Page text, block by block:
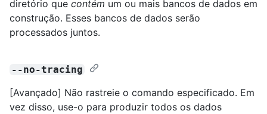
diretório que contém um ou mais bancos de dados em
construção. Esses bancos de dados serão
processados juntos.
--no-tracing
[Avançado] Não rastreie o comando especificado. Em
vez disso, use-o para produzir todos os dados